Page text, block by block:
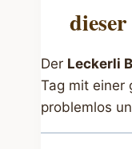
Der Leckerli
Tag mit einer
problemlos